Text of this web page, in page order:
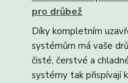
pro drůbež
Díky kompletním
systémům má vaše
čisté, čerstvé a
systémy tak přispívají